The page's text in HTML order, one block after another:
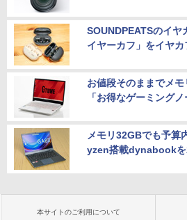
SOUNDPEATSのイヤ
イヤーカフ」をイヤ
お値段そのままでメ
「お得なゲーミングノ
メモリ32GBでも予算
yzen搭載dynabookを
本サイトのご利用について